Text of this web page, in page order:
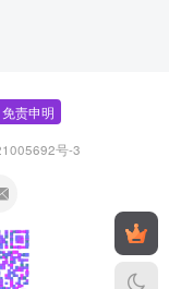
免责申明
号-3